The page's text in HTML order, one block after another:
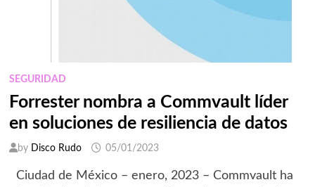
SEGURIDAD
Forrester nombra a Commvault líder
en soluciones de resiliencia de datos
by Disco Rudo 05/01/2023
Ciudad de México – enero, 2023 – Commvault ha